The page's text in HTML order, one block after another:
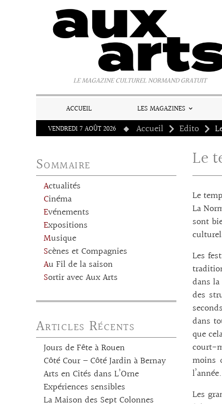
LE MAGAZINE CULTUREL NORMAND GRATUIT
ACCUEIL LES MAGAZINES
VENDREDI 7 AOÛT 2026
Accueil Edito
Sommaire
Actualités
Cinéma
Evénements
Expositions
Musique
Scènes et Compagnies
Au Fil de la saison
Sortir avec Aux Arts
Articles Récents
Jours de Fête à Rouen
Côté Cour – Côté Jardin à Bernay
Arts en Cités dans L’Orne
Expériences sensibles
La Maison des Sept Colonnes
Le
Le
La
sont
Les
dans
des
dans
que
court-
moins
l’année.
Les
Panneau de gestion des cookies